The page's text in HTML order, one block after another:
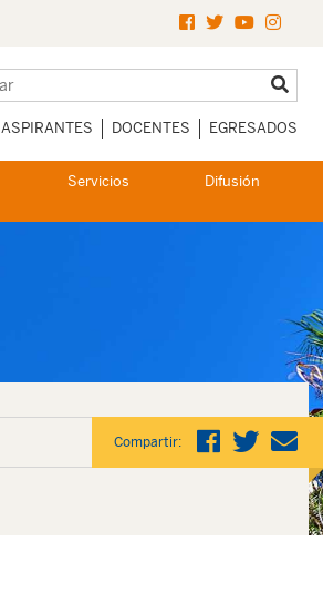
ASPIRANTES DOCENTES EGRESADOS
Servicios Difusión
Compartir: